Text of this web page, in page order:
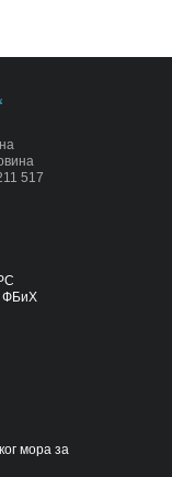
517
ФБиХ
мора за